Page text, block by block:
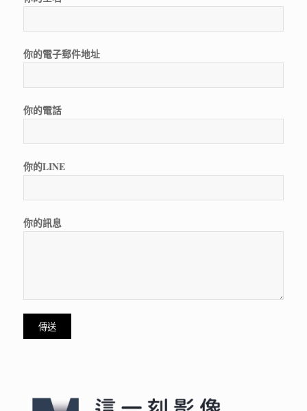
你的電子郵件地址
你的電話
你的LINE
你的訊息